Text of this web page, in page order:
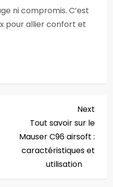
ni compromis. C’est
pour allier confort et
Post
Next
Tout savoir sur le
Mauser C96 airsoft :
caractéristiques et
utilisation